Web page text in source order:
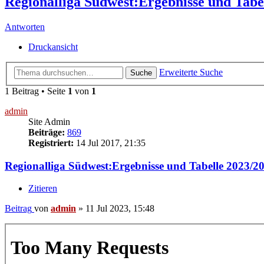
Antworten
Druckansicht
Suche
Erweiterte Suche
1 Beitrag • Seite 1 von 1
admin
Site Admin
Beiträge: 869
Registriert: 14 Jul 2017, 21:35
Regionalliga Südwest:Ergebnisse und Tabelle 2023/
Zitieren
Beitrag von admin » 11 Jul 2023, 15:48